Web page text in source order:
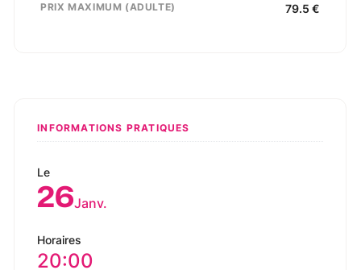
PRIX MAXIMUM (ADULTE) 79.5 €
INFORMATIONS PRATIQUES
Le
26Janv.
Horaires
20:00